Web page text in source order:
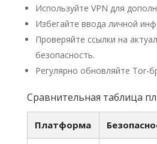
Используйте VPN для
Избегайте ввода личной
Проверяйте ссылки на
безопасность.
Регулярно обновляйте Tor-
Сравнительная таблица
Платформа